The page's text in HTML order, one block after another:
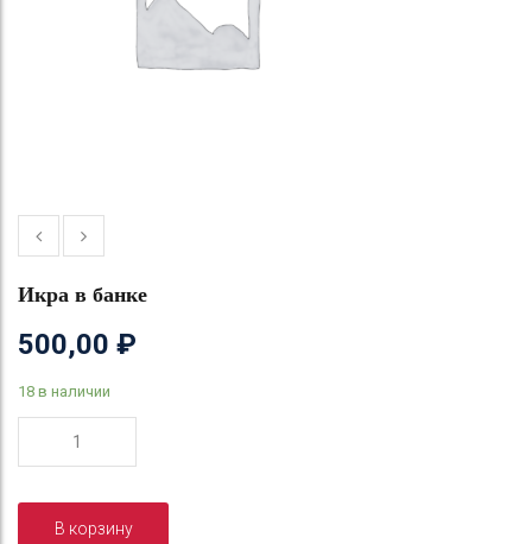
Икра в банке
500,00 ₽
18 в наличии
в
банкеВ корзину